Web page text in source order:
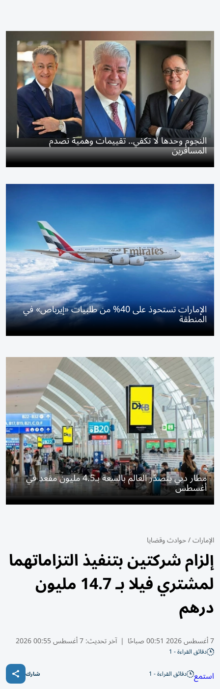
النجوم وحدها لا تكفي.. تقييمات وهمية تصدم
المسافرين
الإمارات تستحوذ على 40% من طلبيات «إيرباص» في
المنطقة
مطار دبي يتصدّر العالم بالسعة بـ4.5 مليون مقعد في
أغسطس
الإمارات/حوادث وقضايا
إلزام شركتين بتنفيذ التزاماتهما
لمشتري فيلا بـ 14.7 مليون
درهم
7 أغسطس 2026 00:51 صباحًا | آخر تحديث:7 أغسطس 00:55 2026
دقائق القراءة - 1
استمع دقائق القراءة - 1 شارك